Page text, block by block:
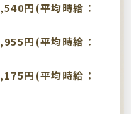
円(平均時給：
円(平均時給：
円(平均時給：